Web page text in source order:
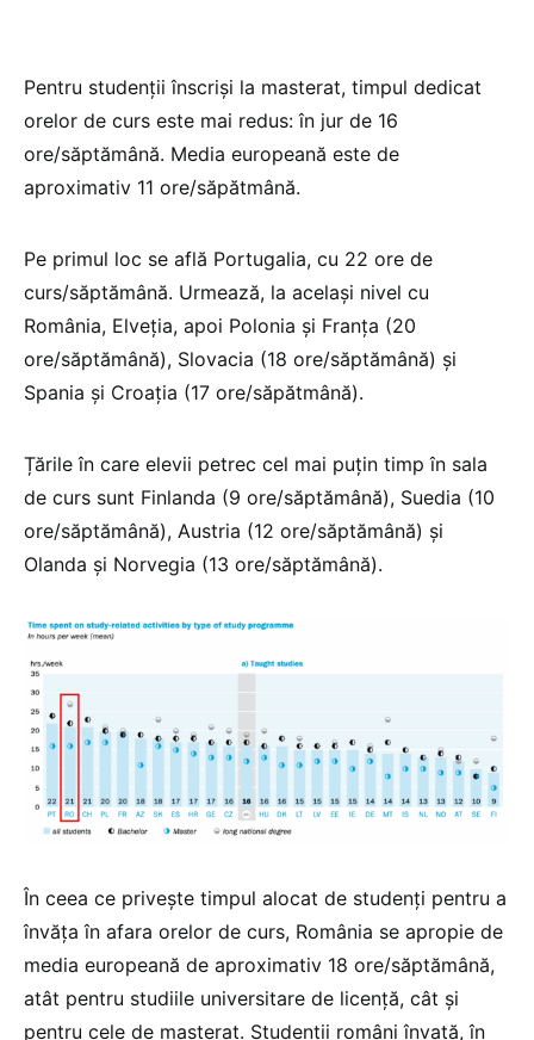
Pentru studenții înscriși la masterat, timpul dedicat
orelor de curs este mai redus: în jur de 16
ore/săptămână. Media europeană este de
aproximativ 11 ore/săpătmână.
Pe primul loc se află Portugalia, cu 22 ore de
curs/săptămână. Urmează, la același nivel cu
România, Elveția, apoi Polonia și Franța (20
ore/săptămână), Slovacia (18 ore/săptămână) și
Spania și Croația (17 ore/săpătmână).
Țările în care elevii petrec cel mai puțin timp în sala
de curs sunt Finlanda (9 ore/săptămână), Suedia (10
ore/săptămână), Austria (12 ore/săptămână) și
Olanda și Norvegia (13 ore/săptămână).
În ceea ce privește timpul alocat de studenți pentru a
învăța în afara orelor de curs, România se apropie de
media europeană de aproximativ 18 ore/săptămână,
atât pentru studiile universitare de licență, cât și
pentru cele de masterat. Studenții români învață, în